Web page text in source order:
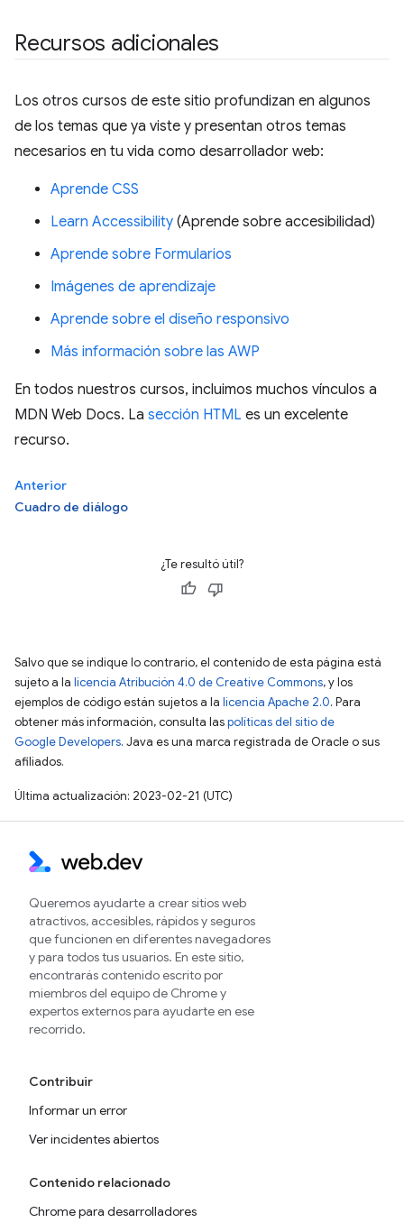
Recursos adicionales
Los otros cursos de este sitio profundizan en algunos
de los temas que ya viste y presentan otros temas
necesarios en tu vida como desarrollador web:
Aprende CSS
Learn Accessibility (Aprende sobre accesibilidad)
Aprende sobre Formularios
Imágenes de aprendizaje
Aprende sobre el diseño responsivo
Más información sobre las AWP
En todos nuestros cursos, incluimos muchos vínculos a
MDN Web Docs. La sección HTML es un excelente
recurso.
Anterior
Cuadro de diálogo
¿Te resultó útil?
Salvo que se indique lo contrario, el contenido de esta página está
sujeto a la licencia Atribución 4.0 de Creative Commons, y los
ejemplos de código están sujetos a la licencia Apache 2.0. Para
obtener más información, consulta laspolíticas del sitio de
Google Developers. Java es una marca registrada de Oracle o sus
afiliados.
Última actualización: 2023-02-21 (UTC)
Queremos ayudarte a crear sitios web
atractivos, accesibles, rápidos y seguros
que funcionen en diferentes navegadores
y para todos tus usuarios. En este sitio,
encontrarás contenido escrito por
miembros del equipo de Chrome y
expertos externos para ayudarte en ese
recorrido.
Contribuir
Informar un error
Ver incidentes abiertos
Contenido relacionado
Chrome para desarrolladores